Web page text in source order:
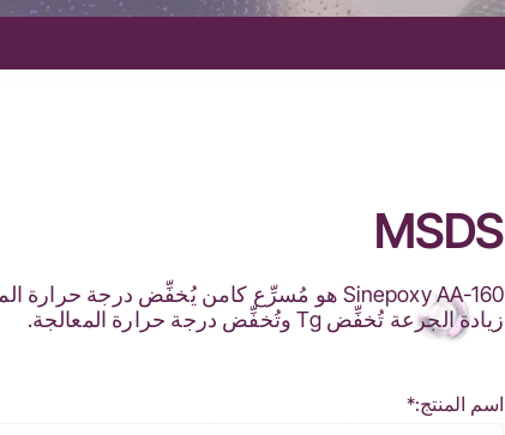
MSDS
زيادة الجرعة تُخفِّض Tg وتُخفِّض درجة حرارة المعالجة.
اسم المنتج:*